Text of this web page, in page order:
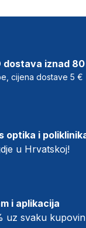
dostava iznad
cijena dostave 5 €
optika i
u Hrvatskoj!
i aplikacija
uz svaku